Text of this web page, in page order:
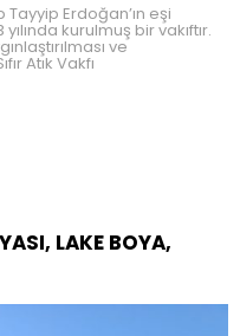
Tayyip Erdoğan’ın eşi
kurulmuş bir vakıftır.
ve
Atık Vakfı
LAKE BOYA,